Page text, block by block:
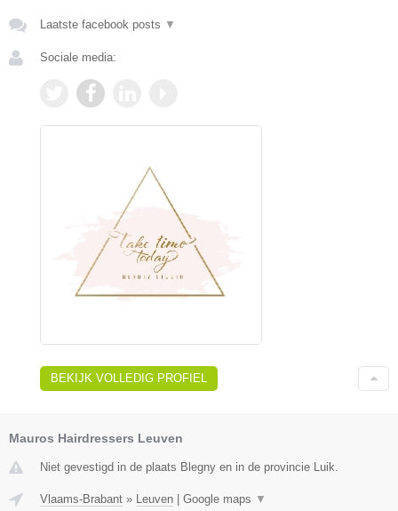
Laatste facebook posts ▼
Sociale media:
BEKIJK VOLLEDIG PROFIEL
Mauros Hairdressers Leuven
Niet gevestigd in de plaats Blegny en in de provincie Luik.
Vlaams-Brabant » Leuven | Google maps ▼